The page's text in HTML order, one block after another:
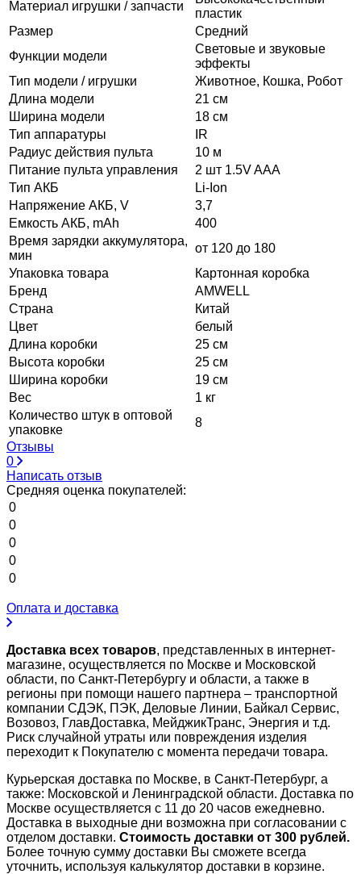
Материал игрушки / запчасти
пластик
Размер
Средний
Функции модели
Световые и звуковые
эффекты
Тип модели / игрушки
Животное, Кошка, Робот
Длина модели
21 см
Ширина модели
18 см
Тип аппаратуры
IR
Радиус действия пульта
10 м
Питание пульта управления
2 шт 1.5V AAA
Тип АКБ
Li-Ion
Напряжение АКБ, V
3,7
Емкость АКБ, mAh
400
Время зарядки аккумулятора,
мин
от 120 до 180
Упаковка товара
Картонная коробка
Бренд
AMWELL
Страна
Китай
Цвет
белый
Длина коробки
25 см
Высота коробки
25 см
Ширина коробки
19 см
Вес
1 кг
Количество штук в оптовой
упаковке
8
Отзывы
0
Написать отзыв
Средняя оценка покупателей:
0
0
0
0
0
Оплата и доставка
Доставка всех товаров, представленных в интернет-
магазине, осуществляется по Москве и Московской
области, по Санкт-Петербургу и области, а также в
регионы при помощи нашего партнера – транспортной
компании СДЭК, ПЭК, Деловые Линии, Байкал Сервис,
Возовоз, ГлавДоставка, МейджикТранс, Энергия и т.д.
Риск случайной утраты или повреждения изделия
переходит к Покупателю с момента передачи товара.
Курьерская доставка по Москве, в Санкт-Петербург, а
также: Московской и Ленинградской области. Доставка по
Москве осуществляется с 11 до 20 часов ежедневно.
Доставка в выходные дни возможна при согласовании с
отделом доставки. Стоимость доставки от 300 рублей.
Более точную сумму доставки Вы сможете всегда
уточнить, используя калькулятор доставки в корзине.